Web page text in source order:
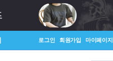
로그인 회원가입 마이페이지